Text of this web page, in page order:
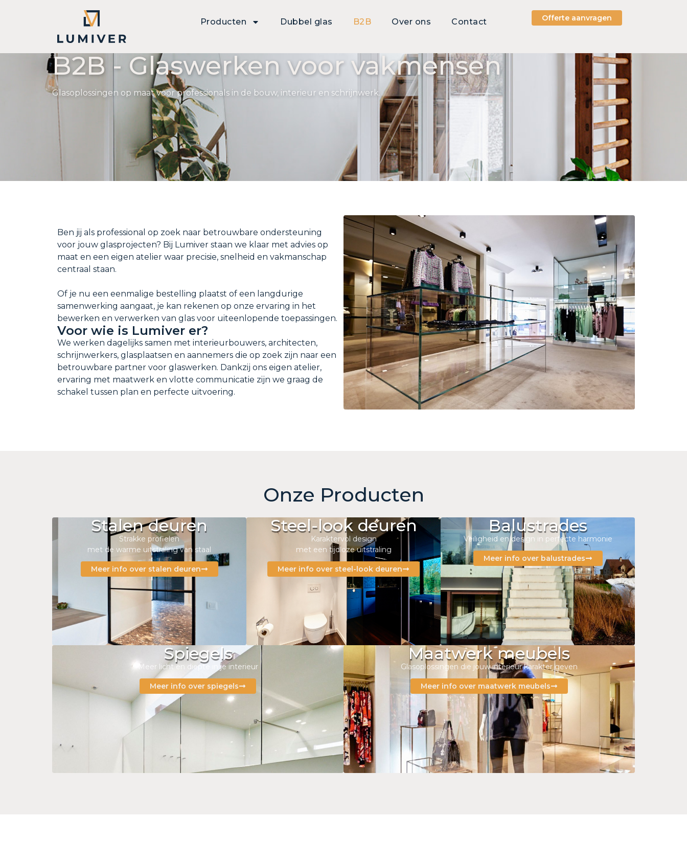
Producten Dubbel glas B2B Over ons Contact Offerte aanvragen
B2B - Glaswerken voor vakmensen​
Glasoplossingen op maat voor professionals in de bouw, interieur en schrijnwerk.
Ben jij als professional op zoek naar betrouwbare ondersteuning
voor jouw glasprojecten? Bij Lumiver staan we klaar met advies op
maat en een eigen atelier waar precisie, snelheid en vakmanschap
centraal staan.
Of je nu een eenmalige bestelling plaatst of een langdurige
samenwerking aangaat, je kan rekenen op onze ervaring in het
bewerken en verwerken van glas voor uiteenlopende toepassingen.
Voor wie is Lumiver er?
We werken dagelijks samen met interieurbouwers, architecten,
schrijnwerkers, glasplaatsen en aannemers die op zoek zijn naar een
betrouwbare partner voor glaswerken. Dankzij ons eigen atelier,
ervaring met maatwerk en vlotte communicatie zijn we graag de
schakel tussen plan en perfecte uitvoering.
Onze Producten
Stalen deuren
Strakke profielen
met de warme uitstraling van staal
Meer info over stalen deuren
Steel-look deuren
Karaktervol design
met een tijdloze uitstraling
Meer info over steel-look deuren
Balustrades
Veiligheid en design in perfecte harmonie
Meer info over balustrades
Spiegels
Meer licht en diepte in je interieur
Meer info over spiegels
Maatwerk meubels
Glasoplossingen die jouw interieur karakter geven
Meer info over maatwerk meubels